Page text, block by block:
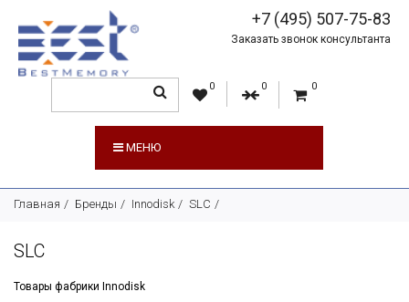
+7 (495) 507-75-83
Заказать звонок консультанта
0 0 0
МЕНЮ
Главная Бренды Innodisk SLC
SLC
Товары фабрики Innodisk